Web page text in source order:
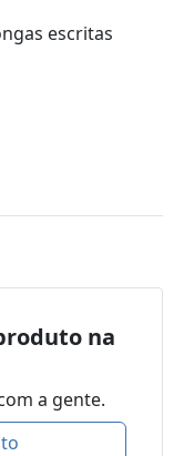
escritas
na
a gente.